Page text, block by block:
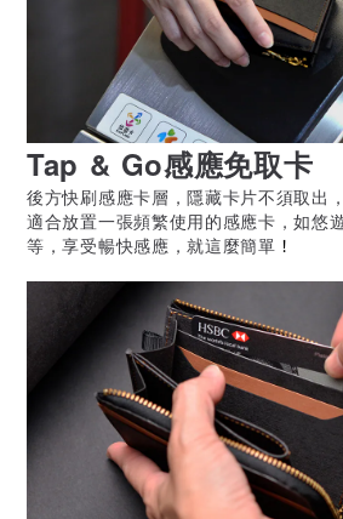
Tap & Go感應免取卡
後方快刷感應卡層，隱藏卡片不須取出
適合放置一張頻繁使用的感應卡，如悠
等，享受暢快感應，就這麼簡單 ！